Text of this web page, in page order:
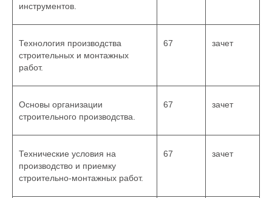
инструментов.
Технология производства
строительных и монтажных
работ.
67 зачет
Основы организации
строительного производства.
67 зачет
Технические условия на
производство и приемку
строительно-монтажных работ.
67 зачет